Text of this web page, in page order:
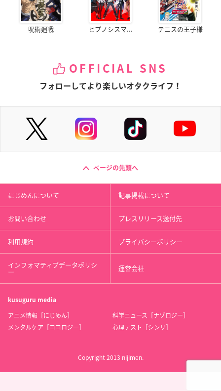
呪術廻戦 ヒプノシスマ... テニスの王子様
OFFICIAL SNS
フォローしてより楽しいオタクライフ！
ページの先頭へ
にじめんについて 記事掲載について
お問い合わせ プレスリリース送付先
利用規約 プライバシーポリシー
インフォマティブデータポリシ
ー 運営会社
kusuguru media
アニメ情報［にじめん］
科学ニュース［ナゾロジー］
メンタルケア［ココロジー］
心理テスト［シンリ］
Copyright 2013 nijimen.